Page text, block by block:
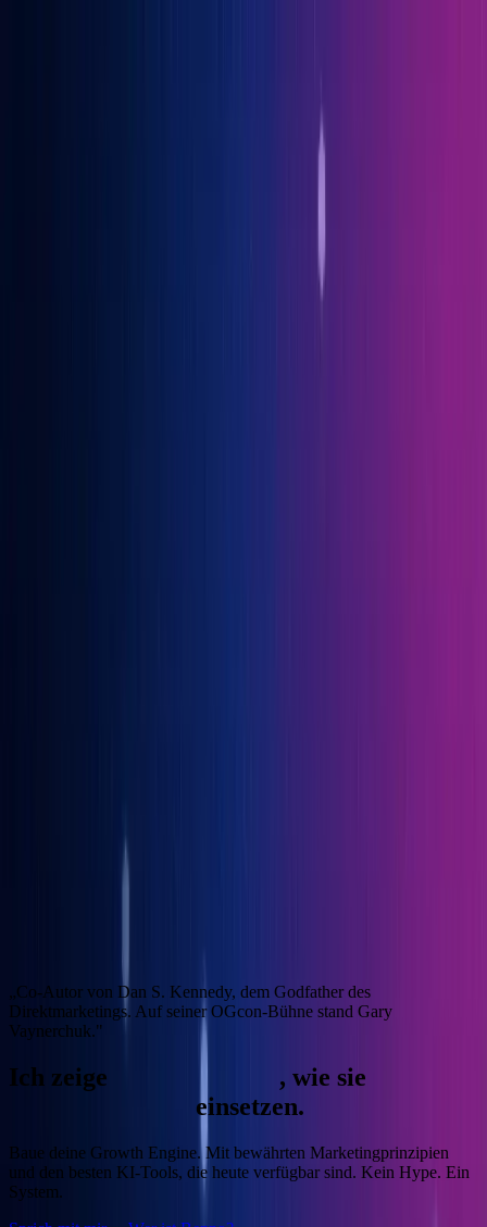
„Co-Autor von Dan S. Kennedy, dem Godfather des
Direktmarketings. Auf seiner OGcon-Bühne stand Gary
Vaynerchuk."
Ich zeige , wie sie
einsetzen.
Baue deine Growth Engine.Mit bewährten Marketingprinzipien
und den besten KI-Tools, die heute verfügbar sind. Kein Hype. Ein
System.